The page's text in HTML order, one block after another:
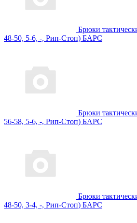
Брюки
48-50, 5-6, -, Рип-Стоп) БАРС
Брюки
56-58, 5-6, -, Рип-Стоп) БАРС
Брюки
48-50, 3-4, -, Рип-Стоп) БАРС